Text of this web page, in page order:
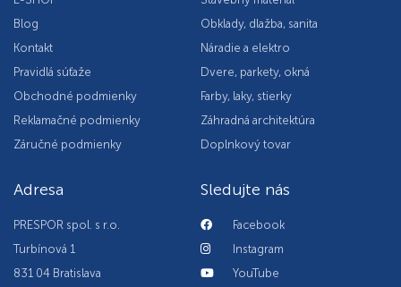
Blog
Kontakt
Pravidlá súťaže
Obchodné podmienky
Reklamačné podmienky
Záručné podmienky
Obklady, dlažba, sanita
Náradie a elektro
Dvere, parkety, okná
Farby, laky, stierky
Záhradná architektúra
Doplnkový tovar
Adresa
PRESPOR spol. s r.o.
Turbínová 1
831 04 Bratislava
Sledujte nás
Facebook
Instagram
YouTube